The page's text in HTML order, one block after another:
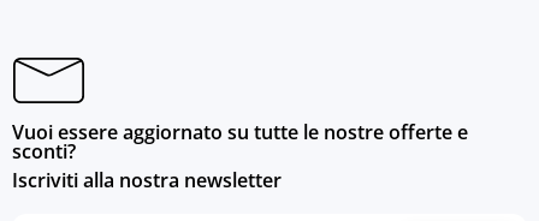
Vuoi essere aggiornato su tutte le nostre offerte e
sconti?
Iscriviti alla nostra newsletter